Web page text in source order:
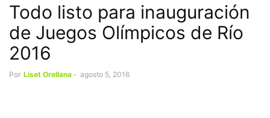
Todo listo para inauguración
de Juegos Olímpicos de Río
2016
Por Liset Orellana - agosto 5, 2016